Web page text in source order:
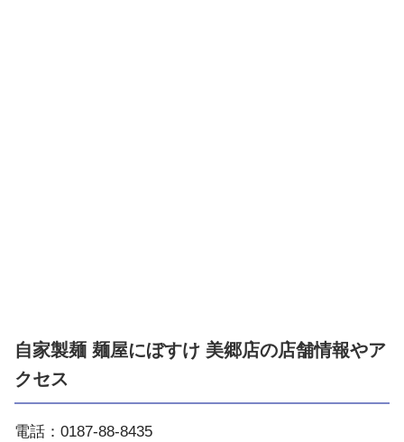
自家製麺 麺屋にぼすけ 美郷店の店舗情報やア
クセス
電話：0187-88-8435